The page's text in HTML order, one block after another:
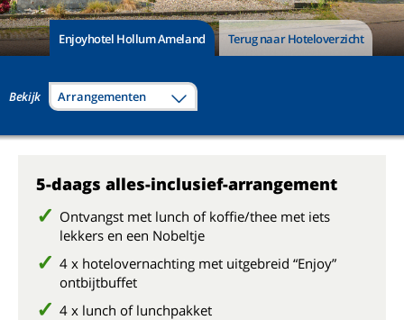
Enjoyhotel Hollum Ameland Terug naar Hoteloverzicht
Bekijk Arrangementen
5-daags alles-inclusief-arrangement
Ontvangst met lunch of koffie/thee met iets
lekkers en een Nobeltje
4 x hotelovernachting met uitgebreid “Enjoy”
ontbijtbuffet
4 x lunch of lunchpakket